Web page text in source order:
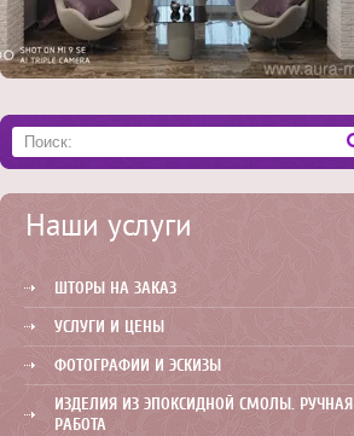
Наши услуги
ШТОРЫ НА ЗАКАЗ
УСЛУГИ И ЦЕНЫ
ФОТОГРАФИИ И ЭСКИЗЫ
ИЗДЕЛИЯ ИЗ ЭПОКСИДНОЙ СМОЛЫ. РУЧНАЯ
РАБОТА